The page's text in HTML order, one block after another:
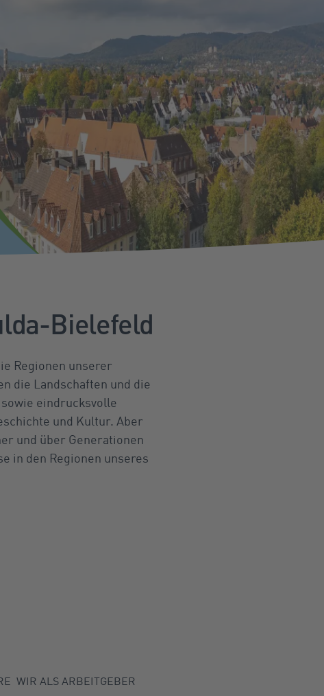
Bielefeld
Regionen unserer
die Landschaften und die
eindrucksvolle
und Kultur. Aber
und über Generationen
in den Regionen unseres
WIR ALS ARBEITGEBER